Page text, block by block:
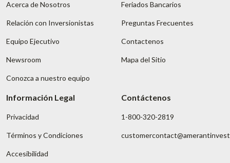
Acerca de Nosotros
Relación con Inversionistas
Equipo Ejecutivo
Newsroom
Conozca a nuestro equipo
Feriados Bancarios
Preguntas Frecuentes
Contactenos
Mapa del Sitio
Información Legal
Privacidad
Términos y Condiciones
Accesibilidad
Contáctenos
1-800-320-2819